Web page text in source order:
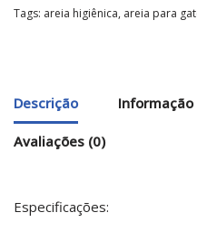
Tags: areia higiênica, areia para
Descrição
Avaliações (0)
Especificações: